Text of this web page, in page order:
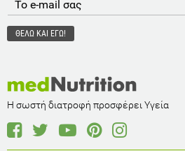
Η σωστή διατροφή προσφέρει Υγεία